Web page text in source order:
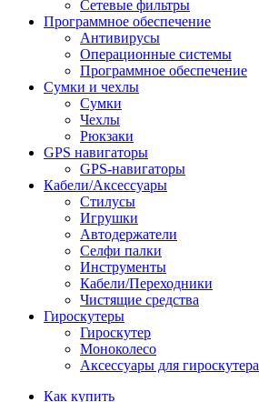
Сетевые фильтры
Программное обеспечение
Антивирусы
Операционные системы
Программное обеспечение
Сумки и чехлы
Сумки
Чехлы
Рюкзаки
GPS навигаторы
GPS-навигаторы
Кабели/Аксессуары
Стилусы
Игрушки
Автодержатели
Селфи палки
Инструменты
Кабели/Переходники
Чистящие средства
Гироскутеры
Гироскутер
Моноколесо
Аксессуары для гироскутера
Как купить